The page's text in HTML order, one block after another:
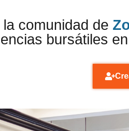
comunidad de
bursátiles